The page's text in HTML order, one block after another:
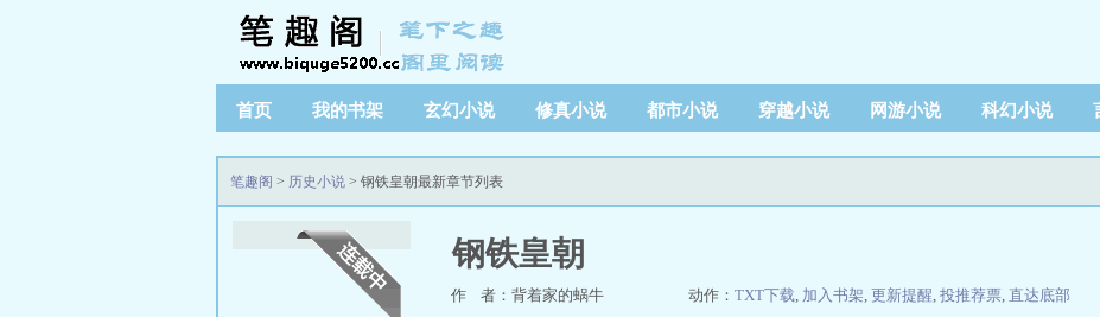
首页 我的书架 玄幻小说 修真小说 都市小说 穿越小说 网游小说 科幻小说
笔趣阁 > 历史小说 > 钢铁皇朝最新章节列表
钢铁皇朝
作 者：背着家的蜗牛 动作： TXT下载, 加入书架, 更新提醒, 投推荐票, 直达底部